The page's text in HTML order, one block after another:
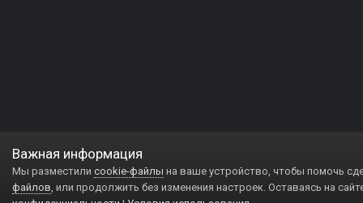
Важная информация
Мы разместили cookie-файлы на ваше устройство, чтобы помочь
файлов, или продолжить без изменения настроек. Оставаясь на